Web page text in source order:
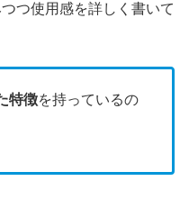
つ使用感を詳しく書いて
特徴を持っているの